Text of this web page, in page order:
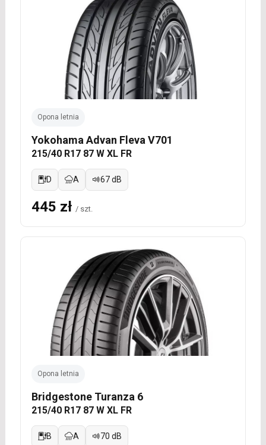
Opona letnia
Yokohama Advan Fleva V701
215/40 R17 87 W XL FR
D A 67 dB
445 zł / szt.
Opona letnia
Bridgestone Turanza 6
215/40 R17 87 W XL FR
B A 70 dB